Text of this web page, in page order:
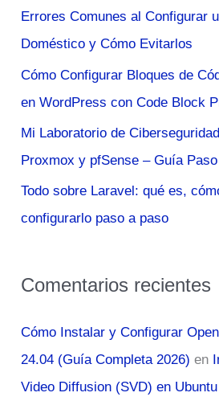
p
o
r
:
Errores Comunes al Configurar
Doméstico y Cómo Evitarlos
Cómo Configurar Bloques de
en WordPress con Code Block
Mi Laboratorio de
Proxmox y pfSense – Guía
Todo sobre Laravel: qué es,
configurarlo paso a paso
Comentarios recientes
Cómo Instalar y Configurar
24.04 (Guía Completa 2026) en
Video Diffusion (SVD) en